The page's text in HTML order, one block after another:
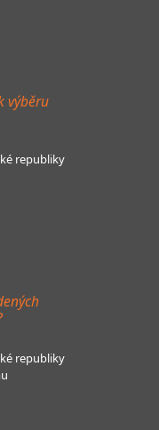
výběru
republiky
republiky